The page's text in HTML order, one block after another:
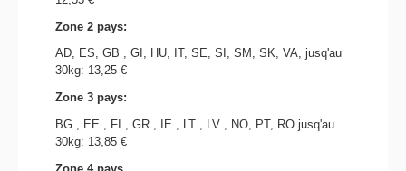
Zone 2 pays:
AD, ES, GB , GI, HU, IT, SE, SI, SM, SK, VA, jusq'au
30kg: 13,25 €
Zone 3 pays:
BG , EE , FI , GR , IE , LT , LV , NO, PT, RO jusq'au
30kg: 13,85 €